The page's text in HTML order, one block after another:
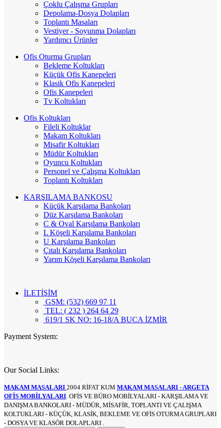
Çoklu Çalışma Grupları
Depolama-Dosya Dolapları
Toplantı Masaları
Vestiyer - Soyunma Dolapları
Yardımcı Ürünler
Ofis Oturma Grupları
Bekleme Koltukları
Küçük Ofis Kanepeleri
Klasik Ofis Kanepeleri
Ofis Kanepeleri
Tv Koltukları
Ofis Koltukları
Fileli Koltuklar
Makam Koltukları
Misafir Koltukları
Müdür Koltukları
Oyuncu Koltukları
Personel ve Çalışma Koltukları
Toplantı Koltukları
KARŞILAMA BANKOSU
Küçük Karşılama Bankoları
Düz Karşılama Bankoları
C & Oval Karşılama Bankoları
L Köşeli Karşılama Bankoları
U Karşılama Bankoları
Çıtalı Karşılama Bankoları
Yarım Köşeli Karşılama Bankoları
İLETİŞİM
GSM: (532) 669 97 11
TEL: ( 232 ) 264 64 29
619/1 SK NO: 16-18/A BUCA İZMİR
Payment System:
Our Social Links:
MAKAM MASALARI 2004 RİFAT KUM MAKAM MASALARI - ARGETA
OFİS MOBİLYALARI. OFİS VE BÜRO MOBİLYALARI - KARŞILAMA VE
DANIŞMA BANKOLARI - MÜDÜR, MİSAFİR, TOPLANTI VE ÇALIŞMA
KOLTUKLARI - KÜÇÜK, KLASİK, BEKLEME VE OFİS OTURMA GRUPLARI
- DOSYA VE KLASÖR DOLAPLARI .